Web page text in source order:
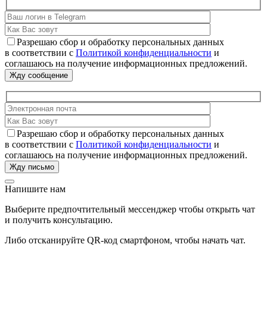
Разрешаю сбор и обработку персональных данных
в соответствии с Политикой конфиденциальности и
соглашаюсь на получение информационных предложений.
Разрешаю сбор и обработку персональных данных
в соответствии с Политикой конфиденциальности и
соглашаюсь на получение информационных предложений.
Напишите нам
Выберите предпочтительный мессенджер чтобы открыть чат
и получить консультацию.
Либо отсканируйте QR-код смартфоном, чтобы начать чат.